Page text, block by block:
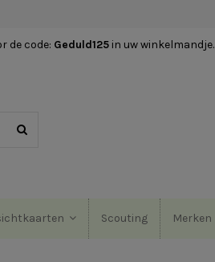
de code: Geduld125 in uw winkelmandje.
Scouting Merken